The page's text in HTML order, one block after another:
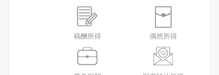
稿酬所得 偶然所得